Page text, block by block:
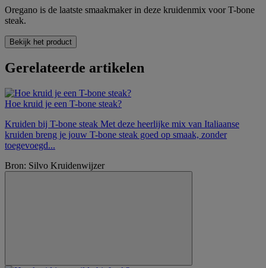
Oregano is de laatste smaakmaker in deze kruidenmix voor T-bone
steak.
Bekijk het product
Gerelateerde artikelen
Hoe kruid je een T-bone steak?
Kruiden bij T-bone steak Met deze heerlijke mix van Italiaanse
kruiden breng je jouw T-bone steak goed op smaak, zonder
toegevoegd...
Bron: Silvo Kruidenwijzer